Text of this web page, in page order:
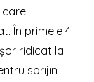
care
În primele 4
ridicat la
sprijin